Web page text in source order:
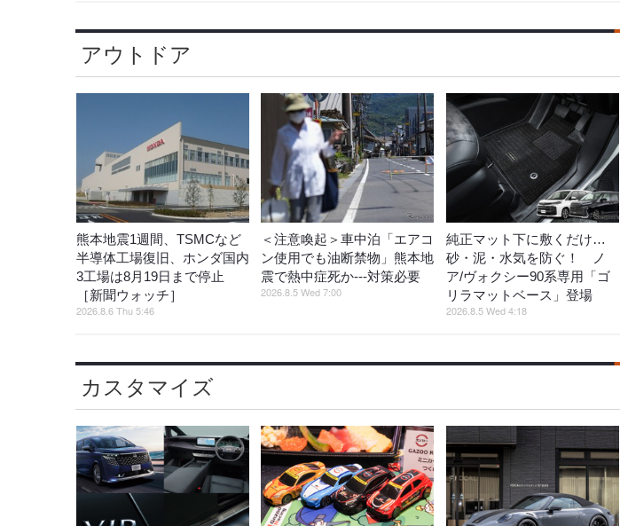
アウトドア
熊本地震1週間、TSMCなど
半導体工場復旧、ホンダ国内
3工場は8月19日まで停止
［新聞ウォッチ］
2026.8.6 Thu 5:46
＜注意喚起＞車中泊「エアコ
ン使用でも油断禁物」熊本地
震で熱中症死か---対策必要
2026.8.5 Wed 7:00
純正マット下に敷くだけ…
砂・泥・水気を防ぐ！ ノ
ア/ヴォクシー90系専用「ゴ
リラマットベース」登場
2026.8.5 Wed 4:18
カスタマイズ